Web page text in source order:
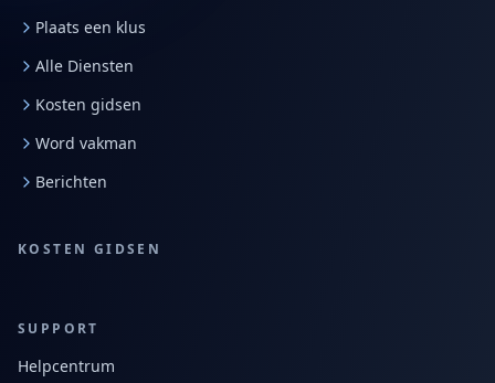
Plaats een klus
Alle Diensten
Kosten gidsen
Word vakman
Berichten
KOSTEN GIDSEN
SUPPORT
Helpcentrum